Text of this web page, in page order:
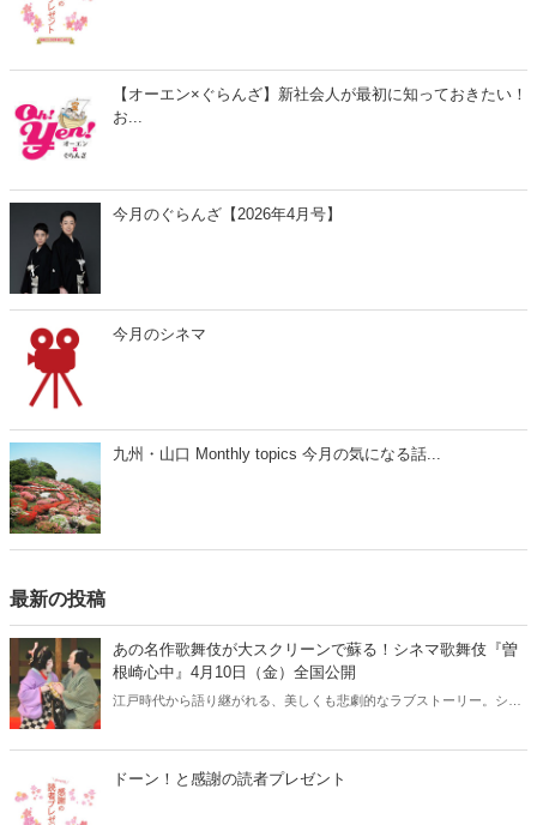
【オーエン×ぐらんざ】新社会人が最初に知っておきたい！
お...
今月のぐらんざ【2026年4月号】
今月のシネマ
九州・山口 Monthly topics 今月の気になる話...
最新の投稿
あの名作歌舞伎が大スクリーンで蘇る！シネマ歌舞伎『曽
根崎心中』4月10日（金）全国公開
江戸時代から語り継がれる、美しくも悲劇的なラブストーリー。シネ
中村鴈治郎による珠玉の舞台を、映画館の大スクリーンで堪能できる
貴重な機会です。さらに、話題となった映画『国宝』でも注目を集め
ドーン！と感謝の読者プレゼント